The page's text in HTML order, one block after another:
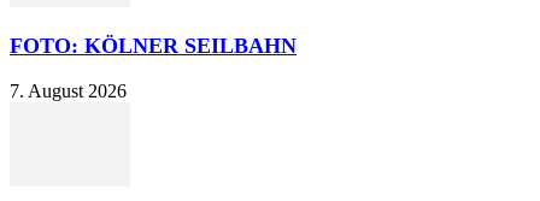
FOTO: KÖLNER SEILBAHN
7. August 2026